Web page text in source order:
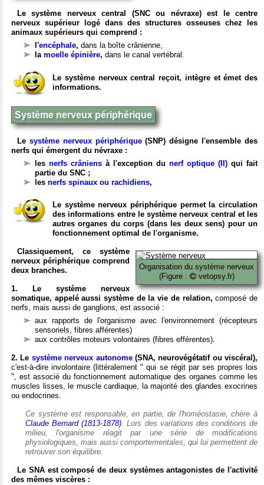
Le système nerveux central (SNC ou névraxe) est le centre
nerveux supérieur logé dans des structures osseuses chez les
animaux supérieurs qui comprend :
l'encéphale, dans la boîte crânienne,
la moelle épinière, dans le canal vertébral.
Le système nerveux central reçoit, intègre et émet des
informations.
Système nerveux périphérique
Le système nerveux périphérique(SNP) désigne l'ensemble des
nerfs qui émergent du névraxe :
les nerfs crâniens à l'exception du nerf optique (II) qui fait
partie du SNC ;
les nerfs spinaux ou rachidiens,
Le système nerveux périphérique permet la circulation
des informations entre le système nerveux central et les
autres organes du corps (dans les deux sens) pour un
fonctionnement optimal de l'organisme.
Organisation du système nerveux
(Figure :
vetopsy.fr)
Classiquement, ce système
nerveux périphérique comprend
deux branches.
1. Le système nerveux
somatique, appelé aussi système de la vie de relation, composé de
nerfs, mais aussi de ganglions, est associé :
aux rapports de l'organisme avec l'environnement (récepteurs
sensoriels, fibres afférentes)
aux contrôles moteurs volontaires (fibres efférentes).
2. Le système nerveux autonome(SNA, neurovégétatif ou viscéral),
c'est-à-dire involontaire (littéralement " qui se régit par ses propres lois
", est associé du fonctionnement automatique des organes comme les
muscles lisses, le muscle cardiaque, la majorité des glandes exocrines
ou endocrines.
Ce système est responsable, en partie, de l'homéostasie, chère à
Claude Bernard (1813-1878). Lors des variations des conditions de
milieu, l'organisme réagit par une série de modifications
physiologiques, mais aussi comportementales, qui lui permettent de
retrouver son équilibre.
Le SNA est composé de deux systèmes antagonistes de l'activité
des mêmes viscères :